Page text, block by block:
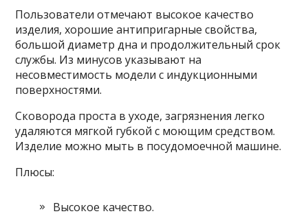
Пользователи отмечают высокое качество
изделия, хорошие антипригарные свойства,
большой диаметр дна и продолжительный срок
службы. Из минусов указывают на
несовместимость модели с индукционными
поверхностями.
Сковорода проста в уходе, загрязнения легко
удаляются мягкой губкой с моющим средством.
Изделие можно мыть в посудомоечной машине.
Плюсы:
Высокое качество.